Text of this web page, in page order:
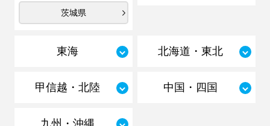
茨城県
東海 北海道・東北
甲信越・北陸 中国・四国
九州・沖縄